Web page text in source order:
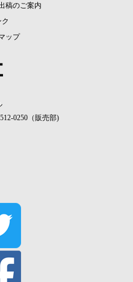
稿のご案内
ク
ップ
0250（販売部)